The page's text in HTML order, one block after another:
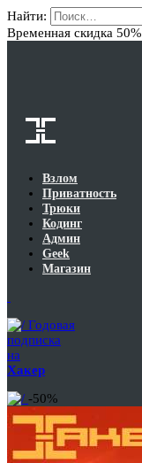
Найти:
Временная скидка 50%
Взлом
Приватность
Трюки
Кодинг
Админ
Geek
Магазин
Годовая
подписка
на
Хакер
-50%